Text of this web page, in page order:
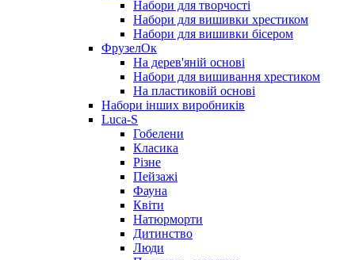
Набори для творчості
Набори для вишивки хрестиком
Набори для вишивки бісером
ФрузелОк
На дерев'яній основі
Набори для вишивання хрестиком
На пластиковій основі
Набори інших виробників
Luca-S
Гобелени
Класика
Різне
Пейзажі
Фауна
Квіти
Натюрморти
Дитинство
Люди